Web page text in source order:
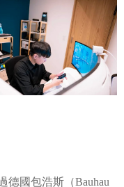
德國包浩斯（Bauhau